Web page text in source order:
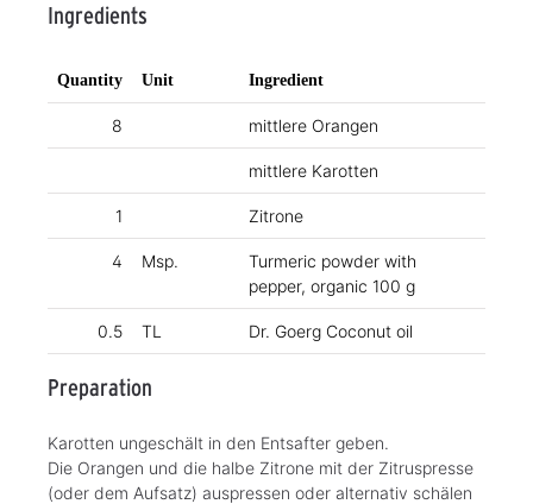
Ingredients
Quantity Unit Ingredient
8 mittlere Orangen
mittlere Karotten
1 Zitrone
4 Msp.
Turmeric powder with
pepper, organic 100 g
0.5 TL Dr. Goerg Coconut oil
Preparation
Karotten ungeschält in den Entsafter geben.
Die Orangen und die halbe Zitrone mit der Zitruspresse
(oder dem Aufsatz) auspressen oder alternativ schälen